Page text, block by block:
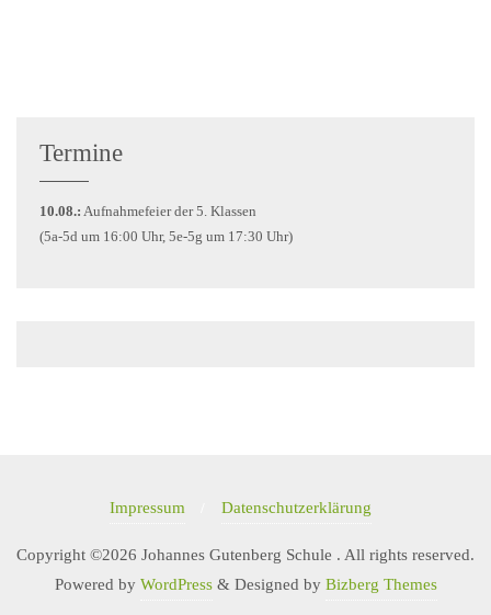
Termine
10.08.: Aufnahmefeier der 5. Klassen
(5a-5d um 16:00 Uhr, 5e-5g um 17:30 Uhr)
Impressum Datenschutzerklärung
Copyright ©2026 Johannes Gutenberg Schule . All rights reserved.
Powered by WordPress & Designed by Bizberg Themes